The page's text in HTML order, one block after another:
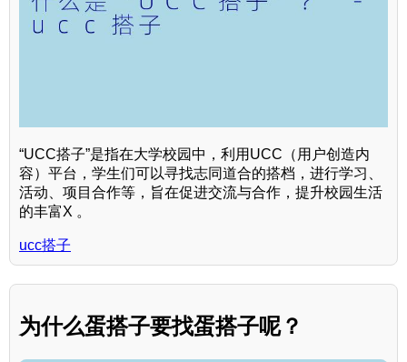
“UCC搭子”是指在大学校园中，利用UCC（用户创造内
容）平台，学生们可以寻找志同道合的搭档，进行学习、
活动、项目合作等，旨在促进交流与合作，提升校园生活
的丰富X 。
ucc搭子
为什么蛋搭子要找蛋搭子呢？